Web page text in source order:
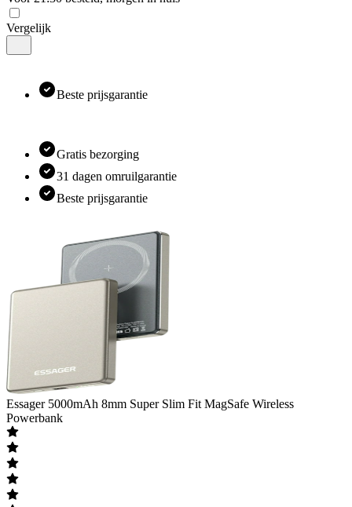
Vergelijk
Beste prijsgarantie
Gratis bezorging
31 dagen omruilgarantie
Beste prijsgarantie
Essager 5000mAh 8mm Super Slim Fit MagSafe Wireless
Powerbank